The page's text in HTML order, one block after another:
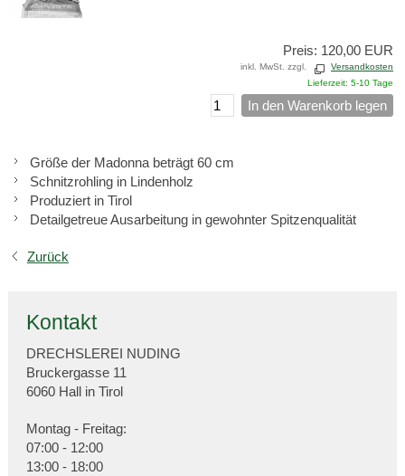
Preis: 120,00 EUR
inkl. MwSt. zzgl.
Versandkosten
Lieferzeit: 5-10 Tage
In den Warenkorb legen
Größe der Madonna beträgt 60 cm
Schnitzrohling in Lindenholz
Produziert in Tirol
Detailgetreue Ausarbeitung in gewohnter Spitzenqualität
Zurück
Kontakt
DRECHSLEREI NUDING
Bruckergasse 11
6060 Hall in Tirol
Montag - Freitag:
07:00 - 12:00
13:00 - 18:00